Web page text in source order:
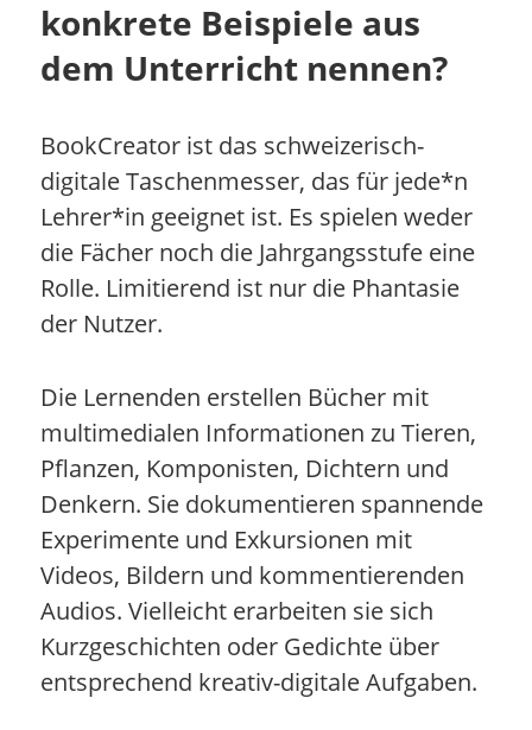
konkrete Beispiele aus
dem Unterricht nennen?
BookCreator ist das schweizerisch-
digitale Taschenmesser, das für jede*n
Lehrer*in geeignet ist. Es spielen weder
die Fächer noch die Jahrgangsstufe eine
Rolle. Limitierend ist nur die Phantasie
der Nutzer.
Die Lernenden erstellen Bücher mit
multimedialen Informationen zu Tieren,
Pflanzen, Komponisten, Dichtern und
Denkern. Sie dokumentieren spannende
Experimente und Exkursionen mit
Videos, Bildern und kommentierenden
Audios. Vielleicht erarbeiten sie sich
Kurzgeschichten oder Gedichte über
entsprechend kreativ-digitale Aufgaben.